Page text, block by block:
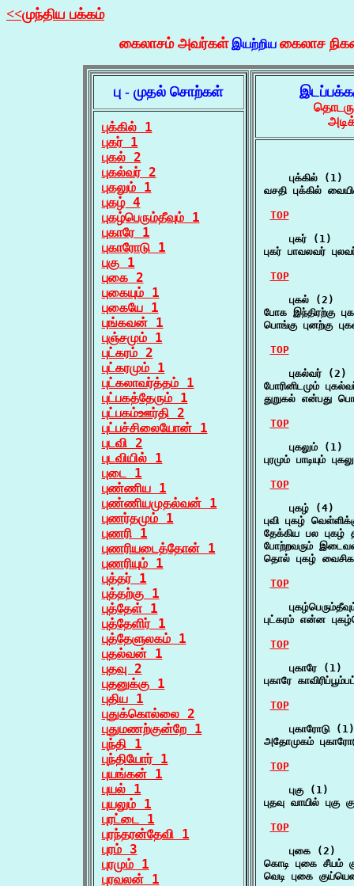
<<முந்திய பக்கம்
கைலாசம் அவர்கள் இயற்றிய கைலாச
பு - முதல் சொற்கள்
புக்கில் 1
புகர் 1
புகல் 2
புகல்வர் 2
புகலும் 1
புகழ் 4
புகழ்பெரும்தீவும் 1
புகாரே 1
புகாரோடு 1
புகு 1
புகை 2
புகையும் 1
புகையே 1
புங்கவன் 1
புஞ்சமும் 1
புட்கரம் 2
புட்கரமும் 1
புட்கலாவர்த்தம் 1
புட்பகத்தேரும் 1
புட்பகம்ஊர்தி 2
புட்பச்சிலையோன் 1
புடவி 2
புடவியில் 1
புடை 1
புண்ணிய 1
புண்ணியமுதல்வன் 1
புணர்தமும் 1
புணரி 1
புணரியடைத்தோன் 1
புணரியும் 1
புத்தர் 1
புத்தற்கு 1
புத்தேள் 1
புத்தேளிர் 1
புத்தேளுலகம் 1
புதல்வன் 1
புதவு 2
புதனுக்கு 1
புதிய 1
புதுக்கொல்லை 2
புதுமணற்குன்றே 1
புந்தி 1
புந்தியோர் 1
புயங்கன் 1
புயல் 1
புயலும் 1
புரட்டை 1
புரந்தரன்தேவி 1
புரம் 3
புரமும் 1
புரவலன் 1
    புக்கில் (1)
வசதி புக்கில்
TOP
    புகர் (1)
புகர் பாவலவர்
TOP
    புகல் (2)
போக இந்திரற்கு
பொங்கு புனற்கு
TOP
    புகல்வர் (2)
போரினிடமும்
துறுகல் என்பது
TOP
    புகலும் (1)
புரமும் பாடியும்
TOP
    புகழ் (4)
புவி புகழ்
தேக்கிய பல புகழ்
போற்றவரும்
தொல் புகழ்
TOP
புட்கரம் என்ன
TOP
    புகாரே (1)
புகாரே
TOP
    புகாரோடு (1)
அதோமுகம்
TOP
    புகு (1)
புதவு வாயில் புகு
TOP
    புகை (2)
கொடி புகை சீயம்
வெடி புகை